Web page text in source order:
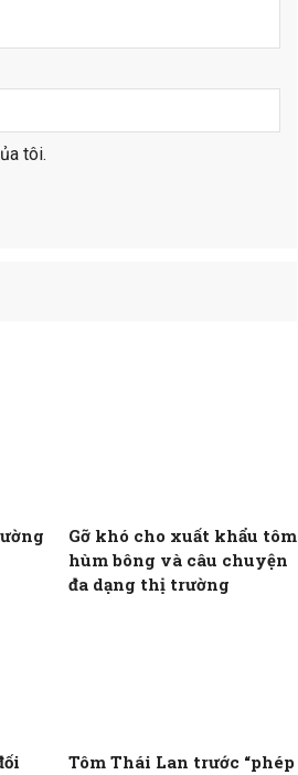
tôi.
Gỡ khó cho xuất khẩu tôm
hùm bông và câu chuyện
đa dạng thị trường
Tôm Thái Lan trước “phép